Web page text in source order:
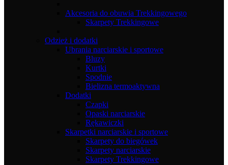
Akcesoria do obuwia Trekkingowego
Skarpety Trekkingowe
Odzież i dodatki
Ubrania narciarskie i sportowe
Bluzy
Kurtki
Spodnie
Bielizna termoaktywna
Dodatki
Czapki
Opaski narciarskie
Rękawiczki
Skarpetki narciarskie i sportowe
Skarpety do biegówek
Skarpety narciarskie
Skarpety Trekkingowe